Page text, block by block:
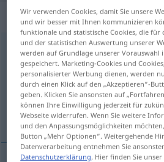
Aufbewahrungsortm
Übersicht aller
(Für mehr Details die Übersetzung
dépôt, lieu où l’on garde,
Wir verwenden Cookies, damit Sie unsere
und wir besser mit Ihnen kommunizieren
funktionale und statistische Cookies, die für
und der statistischen Auswertung unserer
werden auf Grundlage unserer Vorauswahl
gespeichert. Marketing-Cookies und
personalisierter Werbung dienen, werden
durch einen Klick auf den „Akzeptieren“-
geben. Klicken Sie ansonsten auf
können Ihre Einwilligung jederzeit für
Webseite widerrufen. Wenn Sie weitere
und den Anpassungsmöglichkeiten
Button „Mehr Optionen“. Weitergehende
Datenverarbeitung entnehmen Sie
Datenschutzerklärung. Hier finden Sie unser